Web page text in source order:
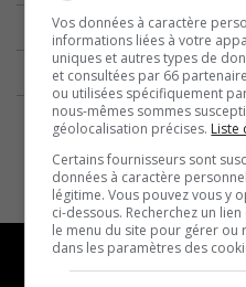
Vos données à caractère
informations liées à votre
uniques et autres types de
et consultées par 66
ou utilisées spécifiquement
nous-mêmes sommes
géolocalisation précises. Liste
Certains fournisseurs sont
données à caractère
légitime. Vous pouvez vous y
ci-dessous. Recherchez un
le menu du site pour gérer
dans les paramètres des